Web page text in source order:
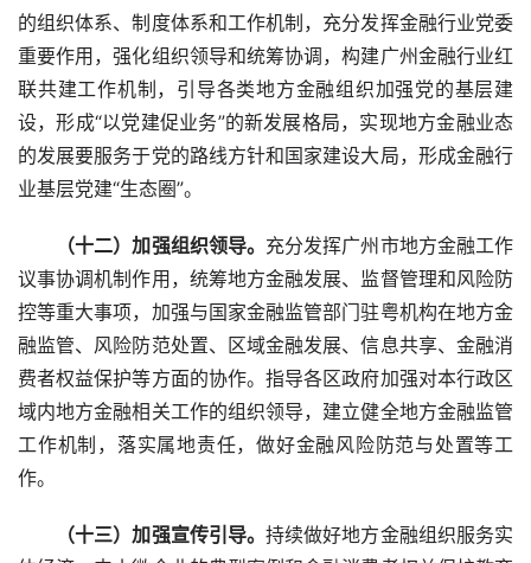
的组织体系、制度体系和工作机制，充分发挥金融行业党委
重要作用，强化组织领导和统筹协调，构建广州金融行业红
联共建工作机制，引导各类地方金融组织加强党的基层建
设，形成“以党建促业务”的新发展格局，实现地方金融业态
的发展要服务于党的路线方针和国家建设大局，形成金融行
业基层党建“生态圈”。
（十二）加强组织领导。 充分发挥广州市地方金融工作
议事协调机制作用，统筹地方金融发展、监督管理和风险防
控等重大事项，加强与国家金融监管部门驻粤机构在地方金
融监管、风险防范处置、区域金融发展、信息共享、金融消
费者权益保护等方面的协作。指导各区政府加强对本行政区
域内地方金融相关工作的组织领导，建立健全地方金融监管
工作机制，落实属地责任，做好金融风险防范与处置等工
作。
（十三）加强宣传引导。持续做好地方金融组织服务实